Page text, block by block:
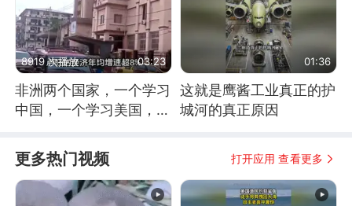
8919 次播放 03:23
非洲两个国家，一个学习
中国，一个学习美国，结
01:36
这就是鹰酱工业真正的护
城河的真正原因
更多热门视频 打开应用 查看更多